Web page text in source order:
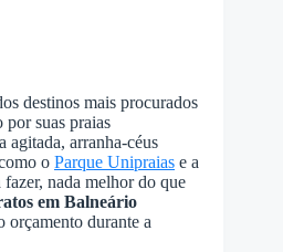
destinos mais procurados
suas praias
agitada, arranha-céus
o Parque Unipraias e a
nada melhor do que
em Balneário
orçamento durante a